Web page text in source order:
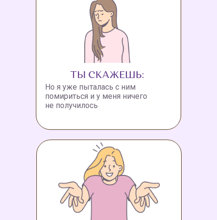
ТЫ СКАЖЕШЬ:
Но я уже пыталась с ним
помириться и у меня ничего
не получилось